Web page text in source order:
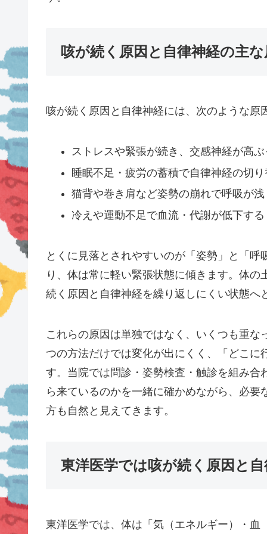
咳が続く原因と自律神経の主な
咳が続く原因と自律神経には、次のような
ストレスや緊張が続き、交感神経が高
睡眠不足・疲労の蓄積で自律神経の切
猫背や巻き肩など姿勢の崩れで呼吸が
冷えや運動不足で血流・代謝が低下する
とくに見落とされやすいのが「姿勢」と「
り、体は常に軽い緊張状態に傾きます。体
続く原因と自律神経を繰り返しにくい状態へ
これらの原因は単独ではなく、いくつも重
つの方法だけでは変化が出にくく、「どこ
す。当院では問診・姿勢検査・触診を組み
ら来ているのかを一緒に確かめながら、必
方も自然と見えてきます。
東洋医学では咳が続く原因と
東洋医学では、体は「気（エネルギー）・